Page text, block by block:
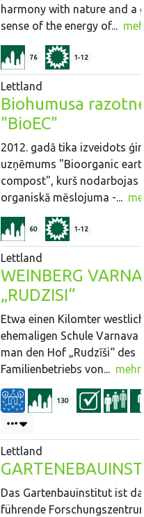
harmony with nature and a
sense of the energy of...
76 1-12
Lettland
Biohumusa
"BioEC"
2012. gadā tika izveidots
uzņēmums "Bioorganic
compost", kurš nodarbojas
organiskā mēslojuma -...
60 1-12
Lettland
WEINBERG
„RUDZISI“
Etwa einen Kilomter
ehemaligen Schule Varnava
man den Hof „Rudzīši“ des
Familienbetriebs von... mehr
130
Lettland
Das Gartenbauinstitut ist
führende